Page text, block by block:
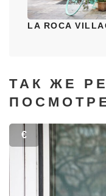
LA ROCA
ТАК ЖЕ
€